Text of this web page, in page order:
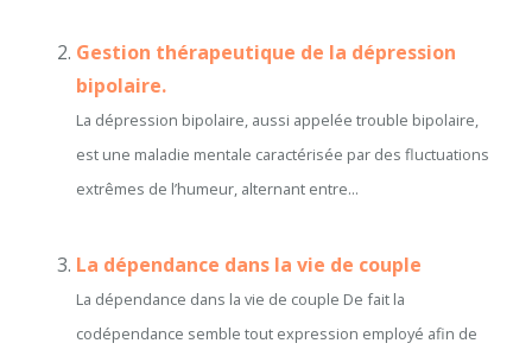
Gestion thérapeutique de la dépression
bipolaire.
La dépression bipolaire, aussi appelée trouble bipolaire,
est une maladie mentale caractérisée par des fluctuations
extrêmes de l’humeur, alternant entre...
La dépendance dans la vie de couple
La dépendance dans la vie de couple De fait la
codépendance semble tout expression employé afin de